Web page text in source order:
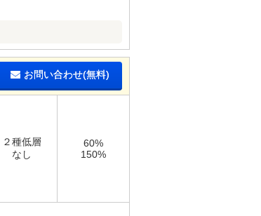
お問い合わせ(無料)
２種低層
なし
60%
150%